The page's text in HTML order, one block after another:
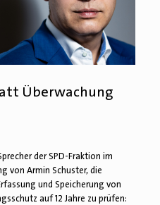
Überwachung
der SPD-Fraktion im
von Armin Schuster, die
und Speicherung von
auf 12 Jahre zu prüfen: